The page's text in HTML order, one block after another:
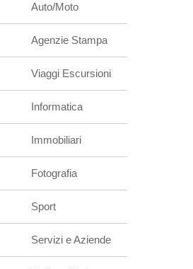
Auto/Moto
Agenzie Stampa
Viaggi Escursioni
Informatica
Immobiliari
Fotografia
Sport
Servizi e Aziende